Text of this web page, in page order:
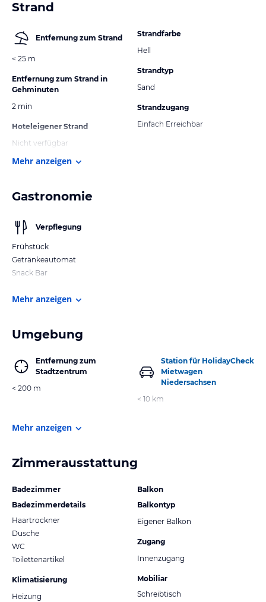
Strand
Entfernung zum Strand
< 25 m
Entfernung zum Strand in
Gehminuten
2 min
Hoteleigener Strand
Nicht verfügbar
Strandfarbe
Hell
Strandtyp
Sand
Strandzugang
Einfach Erreichbar
Mehr anzeigen
Gastronomie
Verpflegung
Frühstück
Getränkeautomat
Snack Bar
Mehr anzeigen
Umgebung
Entfernung zum
Stadtzentrum
< 200 m
Station für HolidayCheck
Mietwagen
Niedersachsen
< 10 km
Mehr anzeigen
Zimmerausstattung
Badezimmer
Badezimmerdetails
Haartrockner
Dusche
WC
Toilettenartikel
Klimatisierung
Heizung
Balkon
Balkontyp
Eigener Balkon
Zugang
Innenzugang
Mobiliar
Schreibtisch